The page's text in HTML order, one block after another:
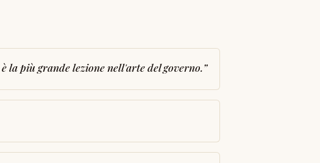
la più grande lezione nell'arte del governo.”